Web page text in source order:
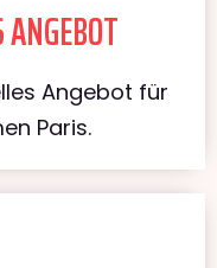
Angebot für
Paris.